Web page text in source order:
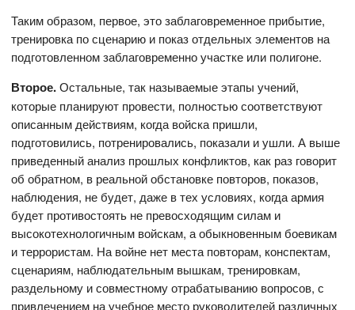
Таким образом, первое, это заблаговременное прибытие,
тренировка по сценарию и показ отдельных элементов на
подготовленном заблаговременно участке или полигоне.
Второе.Остальные, так называемые этапы учений,
которые планируют провести, полностью соответствуют
описанным действиям, когда войска пришли,
подготовились, потренировались, показали и ушли. А выше
приведенный анализ прошлых конфликтов, как раз говорит
об обратном, в реальной обстановке повторов, показов,
наблюдения, не будет, даже в тех условиях, когда армия
будет противостоять не превосходящим силам и
высокотехнологичным войскам, а обыкновенным боевикам
и террористам. На войне нет места повторам, конспектам,
сценариям, наблюдательным вышкам, тренировкам,
раздельному и совместному отрабатыванию вопросов, с
привлечением на учебное место руководителей различных